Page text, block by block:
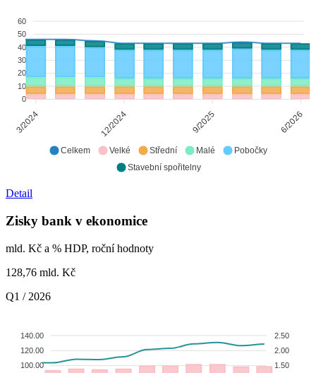
60
50
40
30
20
10
0
3/2024 12/2024 9/2025 6/2026
Celkem Velké Střední Malé
Pobočky
Stavební spořitelny
Detail
Zisky bank v ekonomice
mld. Kč a % HDP, roční hodnoty
128,76 mld. Kč
Q1 / 2026
140.00
120.00
100.00
2.50
2.00
1.50